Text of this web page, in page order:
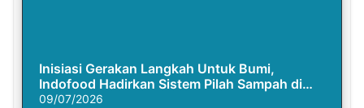
Inisiasi Gerakan Langkah Untuk Bumi,
Indofood Hadirkan Sistem Pilah Sampah di
Semasa Piknik
09/07/2026